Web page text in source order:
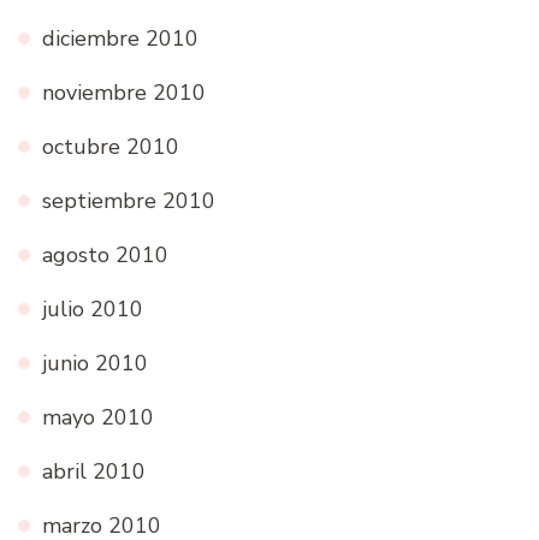
diciembre 2010
noviembre 2010
octubre 2010
septiembre 2010
agosto 2010
julio 2010
junio 2010
mayo 2010
abril 2010
marzo 2010